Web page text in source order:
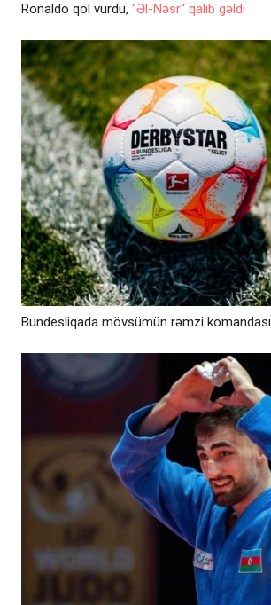
Ronaldo qol vurdu, “Əl-Nəsr“ qalib gəldi
Bundesliqada mövsümün rəmzi komandası